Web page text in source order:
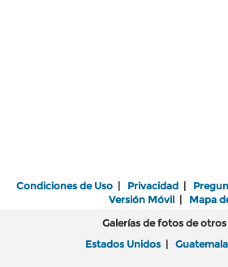
Condiciones de Uso | Privacidad |
Versión Móvil| Mapa
Galerías de fotos de otros
Estados Unidos | Guatemala